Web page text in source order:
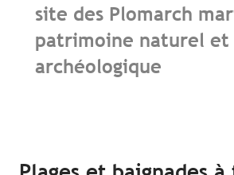
site des Plomarch
patrimoine naturel et
archéologique